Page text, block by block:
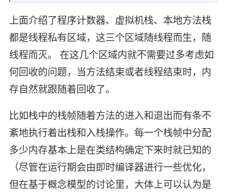
上面介绍了程序计数器、虚拟机栈、本地方法栈
都是线程私有区域，这三个区域随线程而生，随
线程而灭。 在这几个区域内就不需要过多考虑如
何回收的问题，当方法结束或者线程结束时，内
存自然就跟随着回收了。
比如栈中的栈帧随着方法的进入和退出而有条不
紊地执行着出栈和入栈操作。每一个栈帧中分配
多少内存基本上是在类结构确定下来时就已知的
（尽管在运行期会由即时编译器进行一些优化，
但在基于概念模型的讨论里，大体上可以认为是